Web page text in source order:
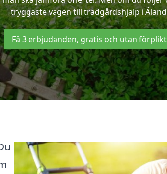
tryggaste vägen till trädgårdshjälp i
Få 3 erbjudanden, gratis och utan